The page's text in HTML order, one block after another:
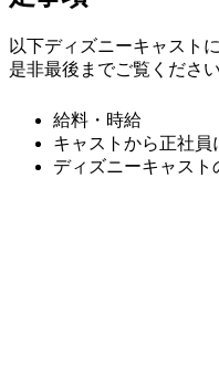
以下ディズニーキャスト
是非最後までご覧ください
給料・時給
キャストから正社員
ディズニーキャスト